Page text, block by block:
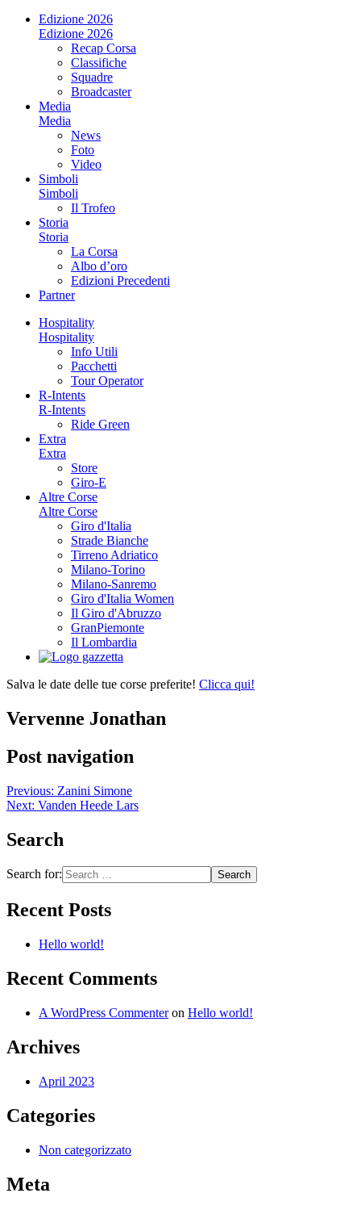
Edizione 2026
Edizione 2026
Recap Corsa
Classifiche
Squadre
Broadcaster
Media
Media
News
Foto
Video
Simboli
Simboli
Il Trofeo
Storia
Storia
La Corsa
Albo d’oro
Edizioni Precedenti
Partner
Hospitality
Hospitality
Info Utili
Pacchetti
Tour Operator
R-Intents
R-Intents
Ride Green
Extra
Extra
Store
Giro-E
Altre Corse
Altre Corse
Giro d'Italia
Strade Bianche
Tirreno Adriatico
Milano-Torino
Milano-Sanremo
Giro d'Italia Women
Il Giro d'Abruzzo
GranPiemonte
Il Lombardia
Salva le date delle tue corse preferite! Clicca qui!
Vervenne Jonathan
Post navigation
Previous: Zanini Simone
Next: Vanden Heede Lars
Search
Search for:
Recent Posts
Hello world!
Recent Comments
A WordPress Commenteron Hello world!
Archives
April 2023
Categories
Non categorizzato
Meta